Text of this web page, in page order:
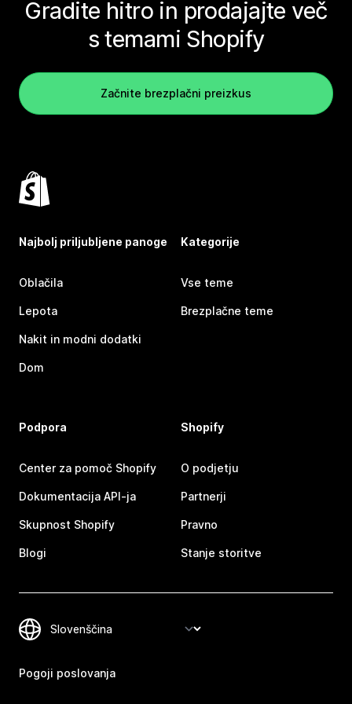
Gradite hitro in prodajajte več
s temami Shopify
Začnite brezplačni preizkus
Najbolj priljubljene panoge
Oblačila
Lepota
Nakit in modni dodatki
Dom
Kategorije
Vse teme
Brezplačne teme
Podpora
Center za pomoč Shopify
Dokumentacija API-ja
Skupnost Shopify
Blogi
Shopify
O podjetju
Partnerji
Pravno
Stanje storitve
Pogoji poslovanja